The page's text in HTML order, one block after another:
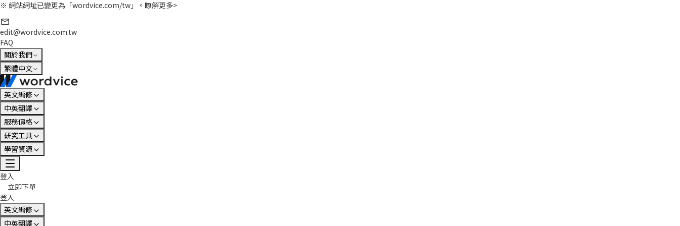
※ 網站網址已變更為「wordvice.com/tw」。 瞭解更多>
edit@wordvice.com.tw
FAQ
關於我們
繁體中文
英文編修
中英翻譯
服務價格
研究工具
學習資源
登入
立即下單
登入
英文編修
中英翻譯